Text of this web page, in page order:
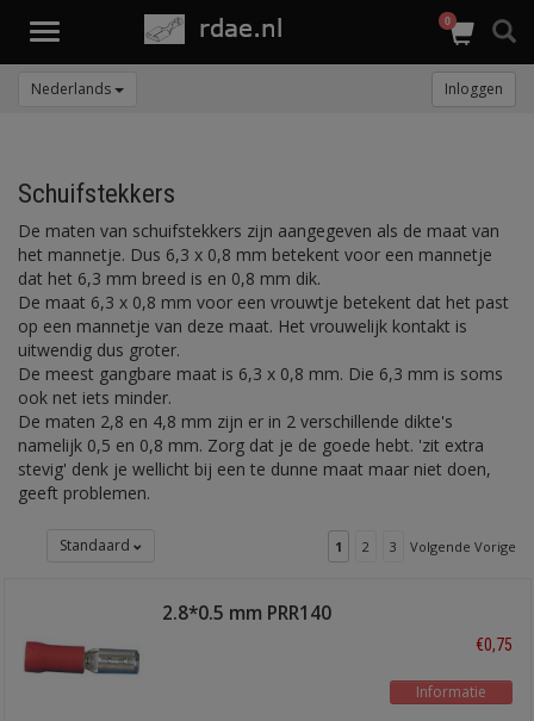
Toggle
0
Nederlands Inloggen
Schuifstekkers
De maten van schuifstekkers zijn aangegeven als de maat van
het mannetje. Dus 6,3 x 0,8 mm betekent voor een mannetje
dat het 6,3 mm breed is en 0,8 mm dik.
De maat 6,3 x 0,8 mm voor een vrouwtje betekent dat het past
op een mannetje van deze maat. Het vrouwelijk kontakt is
uitwendig dus groter.
De meest gangbare maat is 6,3 x 0,8 mm. Die 6,3 mm is soms
ook net iets minder.
De maten 2,8 en 4,8 mm zijn er in 2 verschillende dikte's
namelijk 0,5 en 0,8 mm. Zorg dat je de goede hebt. 'zit extra
stevig' denk je wellicht bij een te dunne maat maar niet doen,
geeft problemen.
Standaard 1 2 3 Volgende Vorige
2.8*0.5 mm PRR140
€0,75
Informatie